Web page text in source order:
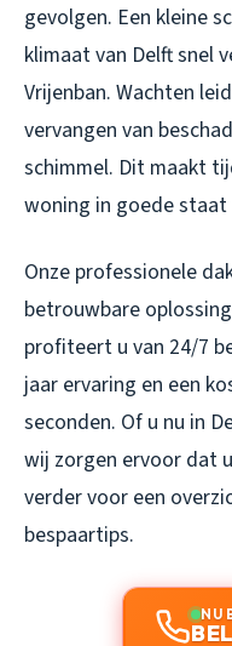
gevolgen. Een kleine
klimaat van Delft snel
Vrijenban. Wachten
vervangen van
schimmel. Dit maakt
woning in goede staat
Onze professionele
betrouwbare
profiteert u van 24/7
jaar ervaring en een
seconden. Of u nu in
wij zorgen ervoor dat
verder voor een
bespaartips.
NU